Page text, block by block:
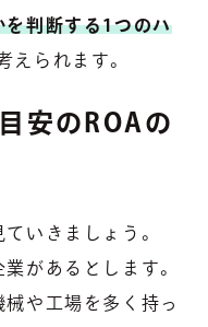
を判断する1つのハ
えられます。
安のROAの
いきましょう。
があるとします。
械や工場を多く持っ